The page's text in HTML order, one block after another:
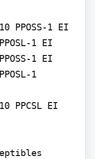
PPOSS-1 EI
1 EI
1 EI
1
PPCSL EI